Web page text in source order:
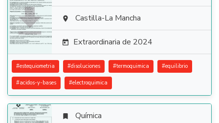
  Castilla-La Mancha
 Extraordinaria de 2024
#estequiometria #disoluciones #termoquimica #equilibrio
#acidos-y-bases #electroquimica
 Química